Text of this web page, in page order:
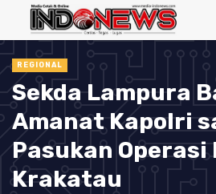
REGIONAL
Sekda Lampura
Amanat Kapolri
Pasukan
Krakatau